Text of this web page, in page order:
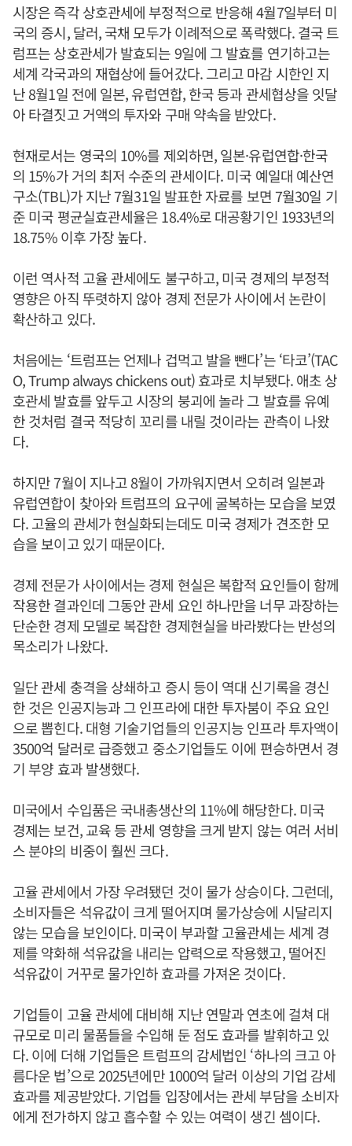
시장은 즉각 상호관세에 부정적으로 반응해 4월7일부터 미
국의 증시, 달러, 국채 모두가 이례적으로 폭락했다. 결국 트
럼프는 상호관세가 발효되는 9일에 그 발효를 연기하고는
세계 각국과의 재협상에 들어갔다. 그리고 마감 시한인 지
난 8월1일 전에 일본, 유럽연합, 한국 등과 관세협상을 잇달
아 타결짓고 거액의 투자와 구매 약속을 받았다.
현재로서는 영국의 10%를 제외하면, 일본·유럽연합·한국
의 15%가 거의 최저 수준의 관세이다. 미국 예일대 예산연
구소(TBL)가 지난 7월31일 발표한 자료를 보면 7월30일 기
준 미국 평균실효관세율은 18.4%로 대공황기인 1933년의
18.75% 이후 가장 높다.
이런 역사적 고율 관세에도 불구하고, 미국 경제의 부정적
영향은 아직 뚜렷하지 않아 경제 전문가 사이에서 논란이
확산하고 있다.
처음에는 ‘트럼프는 언제나 겁먹고 발을 뺀다’는 ‘타코’(TAC
O, Trump always chickens out) 효과로 치부됐다. 애초 상
호관세 발효를 앞두고 시장의 붕괴에 놀라 그 발효를 유예
한 것처럼 결국 적당히 꼬리를 내릴 것이라는 관측이 나왔
다.
하지만 7월이 지나고 8월이 가까워지면서 오히려 일본과
유럽연합이 찾아와 트럼프의 요구에 굴복하는 모습을 보였
다. 고율의 관세가 현실화되는데도 미국 경제가 견조한 모
습을 보이고 있기 때문이다.
경제 전문가 사이에서는 경제 현실은 복합적 요인들이 함께
작용한 결과인데 그동안 관세 요인 하나만을 너무 과장하는
단순한 경제 모델로 복잡한 경제현실을 바라봤다는 반성의
목소리가 나왔다.
일단 관세 충격을 상쇄하고 증시 등이 역대 신기록을 경신
한 것은 인공지능과 그 인프라에 대한 투자붐이 주요 요인
으로 뽑힌다. 대형 기술기업들의 인공지능 인프라 투자액이
3500억 달러로 급증했고 중소기업들도 이에 편승하면서 경
기 부양 효과 발생했다.
미국에서 수입품은 국내총생산의 11%에 해당한다. 미국
경제는 보건, 교육 등 관세 영향을 크게 받지 않는 여러 서비
스 분야의 비중이 훨씬 크다.
고율 관세에서 가장 우려됐던 것이 물가 상승이다. 그런데,
소비자들은 석유값이 크게 떨어지며 물가상승에 시달리지
않는 모습을 보인이다. 미국이 부과할 고율관세는 세계 경
제를 약화해 석유값을 내리는 압력으로 작용했고, 떨어진
석유값이 거꾸로 물가인하 효과를 가져온 것이다.
기업들이 고율 관세에 대비해 지난 연말과 연초에 걸쳐 대
규모로 미리 물품들을 수입해 둔 점도 효과를 발휘하고 있
다. 이에 더해 기업들은 트럼프의 감세법인 ‘하나의 크고 아
름다운 법’으로 2025년에만 1000억 달러 이상의 기업 감세
효과를 제공받았다. 기업들 입장에서는 관세 부담을 소비자
에게 전가하지 않고 흡수할 수 있는 여력이 생긴 셈이다.